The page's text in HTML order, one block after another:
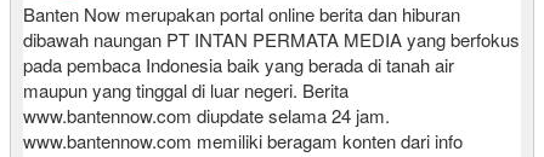
Banten Now merupakan portal online berita dan hiburan
dibawah naungan PT INTAN PERMATA MEDIA yang berfokus
pada pembaca Indonesia baik yang berada di tanah air
maupun yang tinggal di luar negeri. Berita
www.bantennow.com diupdate selama 24 jam.
www.bantennow.com memiliki beragam konten dari info